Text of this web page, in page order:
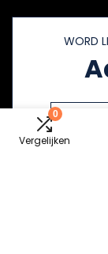
0
Vergelijken
WORD